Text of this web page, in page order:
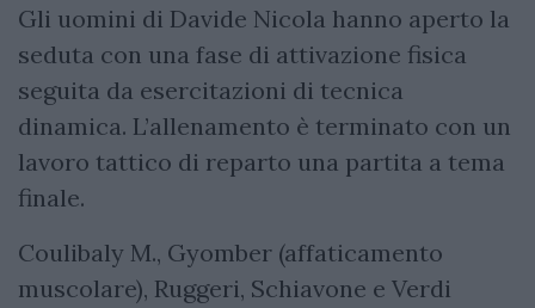
Gli uomini di Davide Nicola hanno aperto la
seduta con una fase di attivazione fisica
seguita da esercitazioni di tecnica
dinamica. L’allenamento è terminato con un
lavoro tattico di reparto una partita a tema
finale.
Coulibaly M., Gyomber (affaticamento
muscolare), Ruggeri, Schiavone e Verdi